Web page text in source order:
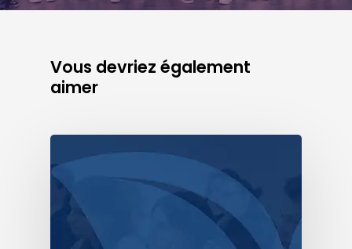
Vous devriez également
aimer